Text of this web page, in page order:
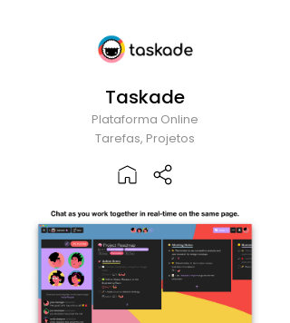
Taskade
Plataforma Online
Tarefas, Projetos